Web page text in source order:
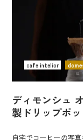
ディモンシュ
製ドリップポッ
自宅でコーヒーの写
cafe intelior